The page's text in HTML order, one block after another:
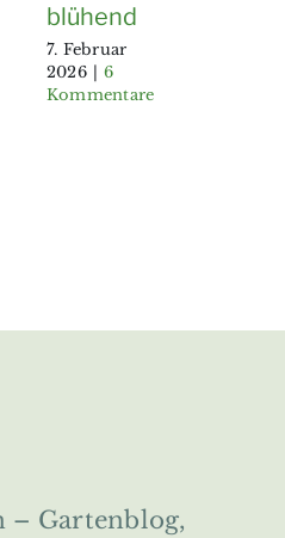
blühend
7. Februar
2026 | 6
Kommentare
– Gartenblog,